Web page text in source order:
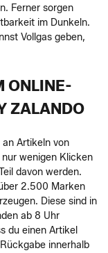
Ferner sorgen
im Dunkeln.
Vollgas geben,
ONLINE-
ZALANDO
Artikeln von
wenigen Klicken
davon werden.
2.500 Marken
Diese sind in
ab 8 Uhr
du einen Artikel
innerhalb